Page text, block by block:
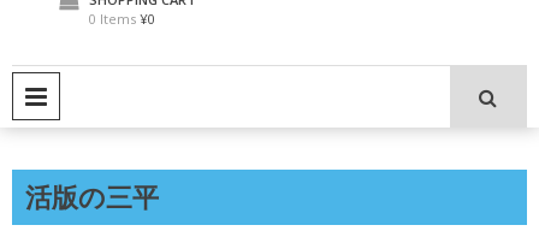
0 Items ¥0
活版の三平